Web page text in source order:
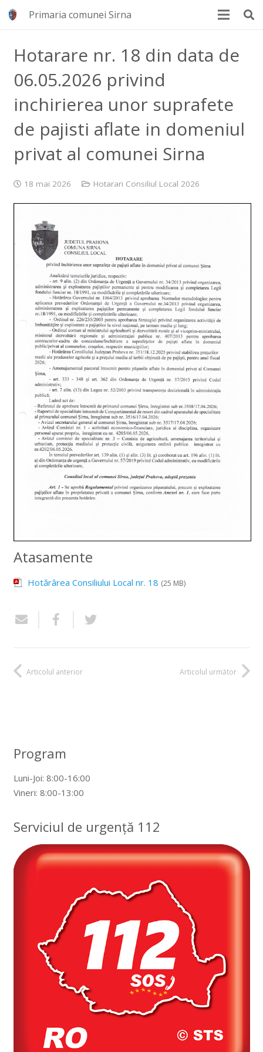
Primaria comunei Sirna
Hotarare nr. 18 din data de
06.05.2026 privind
inchirierea unor suprafete
de pajisti aflate in domeniul
privat al comunei Sirna
18 mai 2026 Hotarari Consiliul Local 2026
Atasamente
Hotărârea Consiliului Local nr. 18 (25 MB)
Articolul anterior Articolul următor
Program
Luni-Joi: 8:00-16:00
Vineri: 8:00-13:00
Serviciul de urgență 112